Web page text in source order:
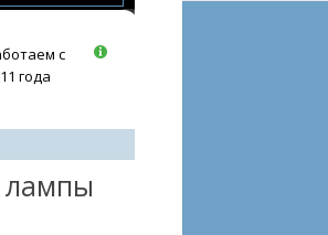
с
года
лампы